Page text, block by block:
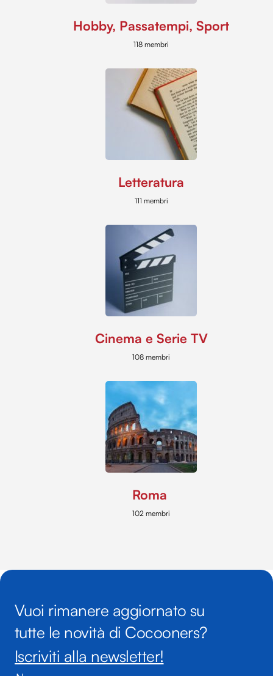
Hobby, Passatempi, Sport
118 membri
Letteratura
111 membri
Cinema e Serie TV
108 membri
Roma
102 membri
Vuoi rimanere aggiornato su
tutte le novità di Cocooners?
Iscriviti alla newsletter!